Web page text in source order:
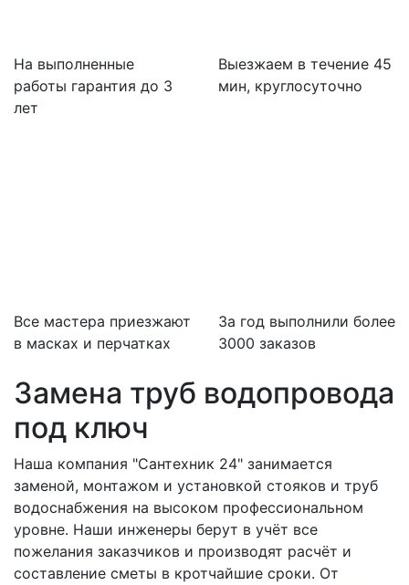
На выполненные
работы гарантия до 3
лет
Выезжаем в течение 45
мин, круглосуточно
Все мастера приезжают
в масках и перчатках
За год выполнили более
3000 заказов
Замена труб водопровода
под ключ
Наша компания "Сантехник 24" занимается
заменой, монтажом и установкой стояков и труб
водоснабжения на высоком профессиональном
уровне. Наши инженеры берут в учёт все
пожелания заказчиков и производят расчёт и
составление сметы в кротчайшие сроки. От